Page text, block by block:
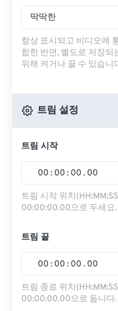
딱딱한
항상 표시되고 비디오에
합한 반면, 별도로 저장
위해 켜거나 끌 수 있습니
트림 설정
트림 시작
00 : 00 : 00 . 00
트림 시작 위치
00:00:00.00으로 두세요.
트림 끝
00 : 00 : 00 . 00
트림 종료 위치
00:00:00.00으로 둡니다.